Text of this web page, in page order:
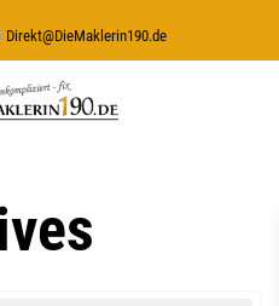
Direkt@DieMaklerin190.de